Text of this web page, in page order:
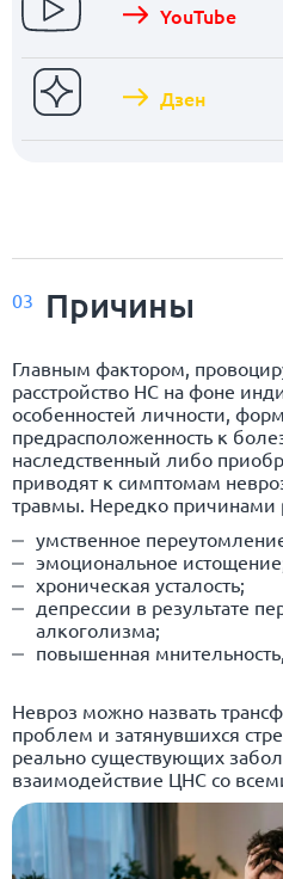
YouTube
Дзен
03 Причины
Главным фактором,
расстройство НС на фоне
особенностей личности,
предрасположенность к
наследственный либо
приводят к симптомам
травмы. Нередко причинами
умственное
эмоциональное
хроническая усталость;
депрессии в результате
алкоголизма;
повышенная
Невроз можно назвать
проблем и затянувшихся
реально существующих
взаимодействие ЦНС со